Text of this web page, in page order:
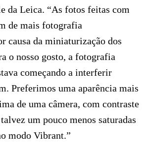
da Leica. “As fotos feitas com
de mais fotografia
causa da miniaturização dos
o nosso gosto, a fotografia
começando a interferir
Preferimos uma aparência mais
de uma câmera, com contraste
um pouco menos saturadas
modo Vibrant.”